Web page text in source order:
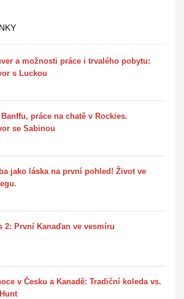
a možnosti práce i trvalého pobytu:
s Luckou
práce na chatě v Rockies.
se Sabinou
jako láska na první pohled! Život ve
2: První Kanaďan ve vesmíru
v Česku a Kanadě: Tradiční koleda vs.